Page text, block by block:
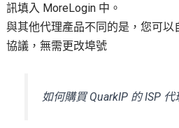
訊填入 MoreLogin 中。
與其他代理產品不同的是，您可以
協議，無需更改埠號
如何購買 QuarkIP 的 ISP 代